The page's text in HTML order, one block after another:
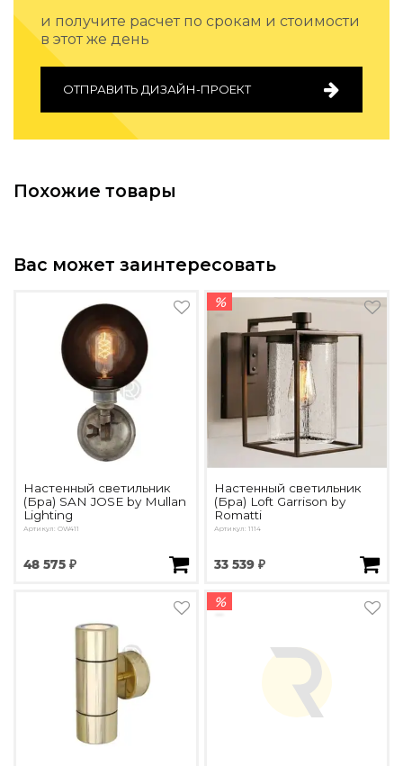
Бренды
Реализованные проекты
и получите расчет по срокам и стоимости
в этот же день
ОТПРАВИТЬ ДИЗАЙН-ПРОЕКТ
Похожие товары
Вас может заинтересовать
Настенный светильник
(Бра) SAN JOSE by Mullan
Lighting
Артикул: OW411
48 575 ₽
%
Настенный светильник
(Бра) Loft Garrison by
Romatti
Артикул: 1114
33 539 ₽
%